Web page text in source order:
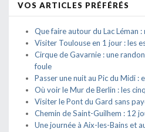
VOS ARTICLES PRÉFÉRÉS
Que faire autour du Lac Léman
Visiter Toulouse en 1 jour : les
Cirque de Gavarnie : une
foule
Passer une nuit au Pic du Midi :
Où voir le Mur de Berlin : les
Visiter le Pont du Gard sans
Chemin de Saint-Guilhem : 12
Une journée à Aix-les-Bains et